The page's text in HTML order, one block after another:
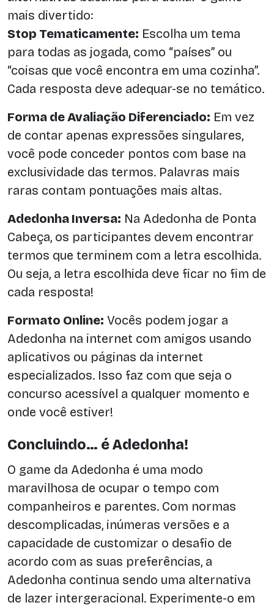
mais divertido:
Stop Tematicamente: Escolha um tema
para todas as jogada, como “países” ou
“coisas que você encontra em uma cozinha”.
Cada resposta deve adequar-se no temático.
Forma de Avaliação Diferenciado: Em vez
de contar apenas expressões singulares,
você pode conceder pontos com base na
exclusividade das termos. Palavras mais
raras contam pontuações mais altas.
Adedonha Inversa: Na Adedonha de Ponta
Cabeça, os participantes devem encontrar
termos que terminem com a letra escolhida.
Ou seja, a letra escolhida deve ficar no fim de
cada resposta!
Formato Online: Vocês podem jogar a
Adedonha na internet com amigos usando
aplicativos ou páginas da internet
especializados. Isso faz com que seja o
concurso acessível a qualquer momento e
onde você estiver!
Concluindo… é Adedonha!
O game da Adedonha é uma modo
maravilhosa de ocupar o tempo com
companheiros e parentes. Com normas
descomplicadas, inúmeras versões e a
capacidade de customizar o desafio de
acordo com as suas preferências, a
Adedonha continua sendo uma alternativa
de lazer intergeracional. Experimente-o em